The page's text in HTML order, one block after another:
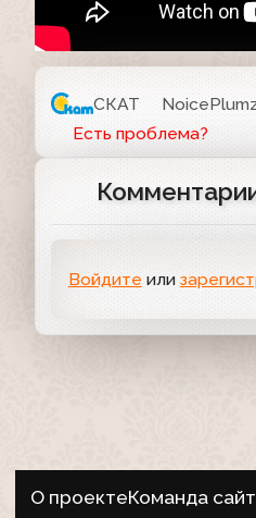
СКАТ
Есть проблема?
Войдите или
О проектеКоманда